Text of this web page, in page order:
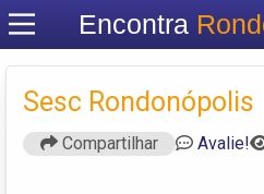
Encontra
Criar
Sesc Rondonópolis
Compartilhar Avalie!